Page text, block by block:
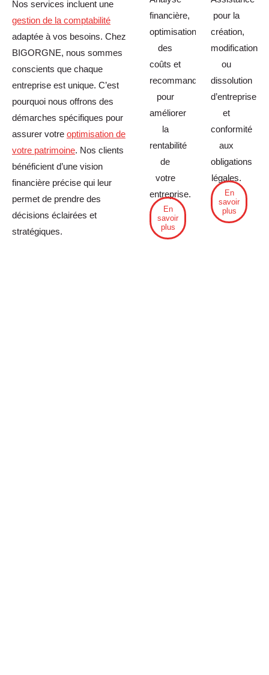
Nos services incluent une
gestion de la comptabilité
adaptée à vos besoins. Chez
BIGORGNE, nous sommes
conscients que chaque
entreprise est unique. C’est
pourquoi nous offrons des
démarches spécifiques pour
assurer votre optimisation de
votre patrimoine. Nos clients
bénéficient d’une vision
financière précise qui leur
permet de prendre des
décisions éclairées et
stratégiques.
financière,
optimisation
des
coûts et
recommandations
pour
améliorer
la
rentabilité
de
votre
entreprise.
En
savoir
plus
pour la
création,
modification
ou
dissolution
d’entreprise
et
conformité
aux
obligations
légales.
En
savoir
plus